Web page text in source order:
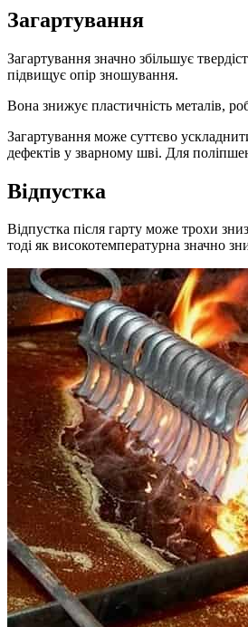
Загартування
Загартування значно збільшує
підвищує опір зношування.
Вона знижує пластичність металів,
Загартування може суттєво
дефектів у зварному шві. Для
Відпустка
Відпустка після гарту може трохи
тоді як високотемпературна значно